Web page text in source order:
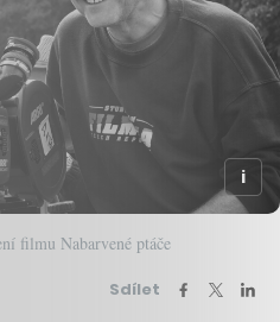
filmu Nabarvené ptáče
Sdílet